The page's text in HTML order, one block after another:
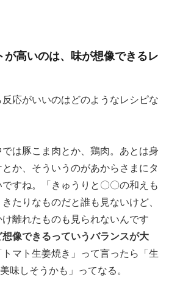
が高いのは、味が想像できるレ
応がいいのはどのようなレシピな
では豚こま肉とか、鶏肉。あとは身
か、そういうのがあからさまにタ
すね。「きゅうりと〇〇の和えも
たりなものだと誰も見ないけど、
離れたものも見られないんです
像できるっていうバランスが大
マト生姜焼き」って言ったら「生
味しそうかも」ってなる。